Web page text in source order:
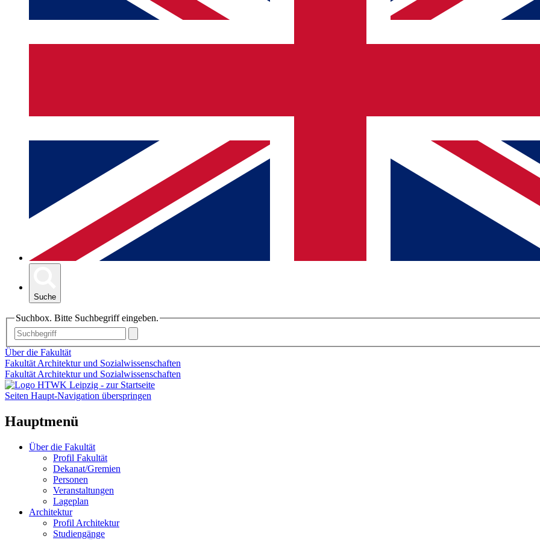
Suche
Suchbox. Bitte Suchbegriff eingeben.
Über die Fakultät
Fakultät Architektur und Sozialwissenschaften
Fakultät Architektur und Sozialwissenschaften
Seiten Haupt-Navigation überspringen
Hauptmenü
Über die Fakultät
Profil Fakultät
Dekanat/Gremien
Personen
Veranstaltungen
Lageplan
Architektur
Profil Architektur
Studiengänge